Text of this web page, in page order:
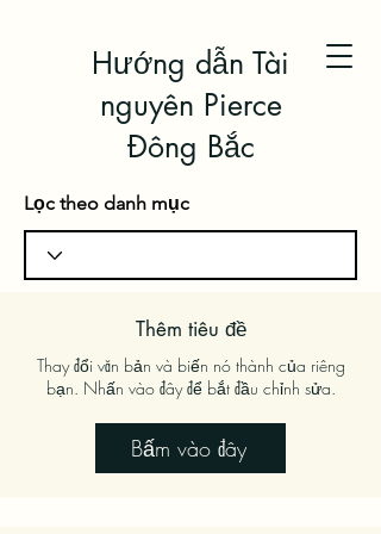
Hướng dẫn Tài
nguyên Pierce
Đông Bắc
Lọc theo danh mục
Thêm tiêu đề
Thay đổi văn bản và biến nó thành của riêng
bạn. Nhấn vào đây để bắt đầu chỉnh sửa.
Bấm vào đây